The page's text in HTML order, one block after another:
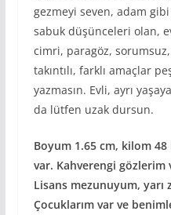
gezmeyi seven, adam
sabuk düşünceleri olan,
cimri, paragöz,
takıntılı, farklı amaçlar
yazmasın. Evli, ayrı
da lütfen uzak dursun.
Boyum 1.65 cm, kilom
var. Kahverengi gözlerim
Lisans mezunuyum, yarı
Çocuklarım var ve